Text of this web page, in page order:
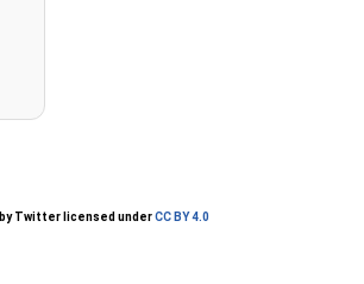
by Twitter licensed underCC BY 4.0